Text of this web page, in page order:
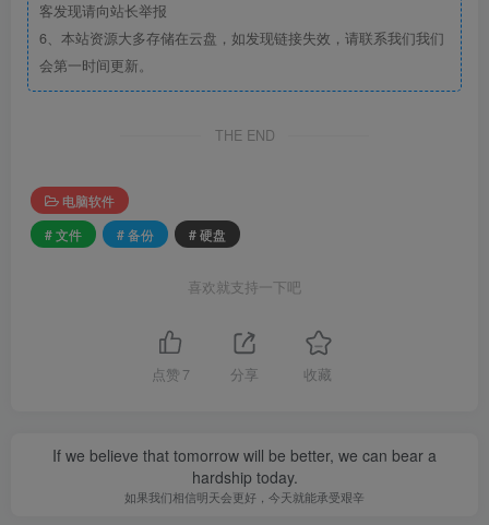
客发现请向站长举报
6、本站资源大多存储在云盘，如发现链接失效，请联系我们我们
会第一时间更新。
THE END
电脑软件
# 文件
# 备份 # 硬盘
喜欢就支持一下吧
点赞 7 分享 收藏
If we believe that tomorrow will be better, we can bear a
hardship today.
如果我们相信明天会更好，今天就能承受艰辛